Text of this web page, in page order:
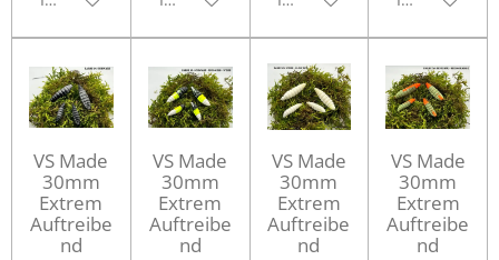
VS Made
30mm
Extrem
Auftreibe
nd
VS Made
30mm
Extrem
Auftreibe
nd
VS Made
30mm
Extrem
Auftreibe
nd
VS Made
30mm
Extrem
Auftreibe
nd